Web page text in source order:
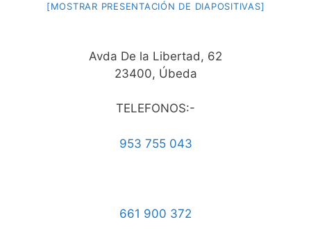
[MOSTRAR PRESENTACIÓN DE DIAPOSITIVAS]
Avda De la Libertad, 62
23400, Úbeda
TELEFONOS:-
953 755 043
661 900 372